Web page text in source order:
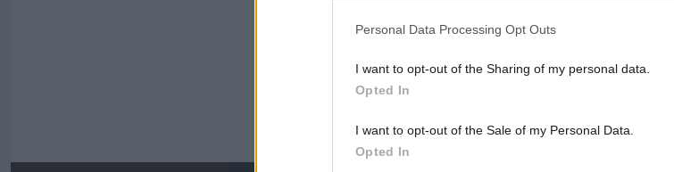
Personal Data Processing Opt Outs
I want to opt-out of the Sharing of my personal data.
Opted In
I want to opt-out of the Sale of my Personal Data.
Opted In